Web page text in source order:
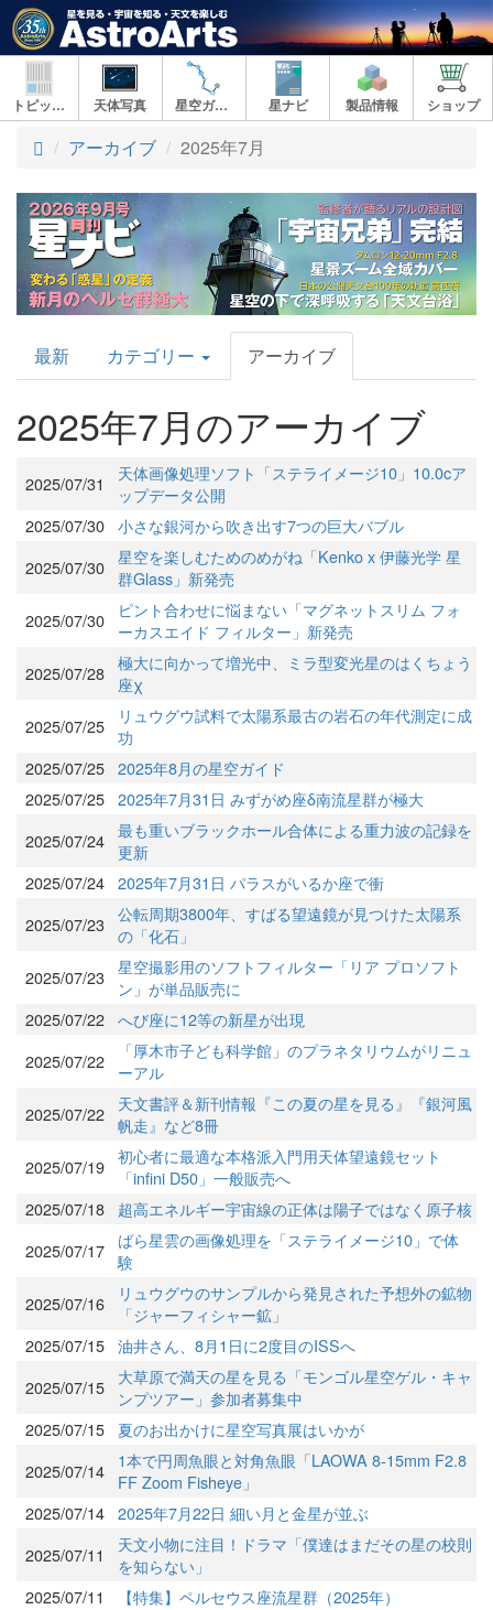
トピックス 天体写真 星空ガイド 星ナビ 製品情報 ショップ
アーカイブ 2025年7月
AstroArts
Topics
最新 カテゴリー アーカイブ
2025年7月のアーカイブ
2025/07/31
天体画像処理ソフト「ステライメージ10」10.0cア
ップデータ公開
2025/07/30 小さな銀河から吹き出す7つの巨大バブル
2025/07/30 星空を楽しむためのめがね「Kenko x 伊藤光学 星
群Glass」新発売
2025/07/30
ピント合わせに悩まない「マグネットスリム フォ
ーカスエイド フィルター」新発売
2025/07/28 極大に向かって増光中、ミラ型変光星のはくちょう
座χ
2025/07/25
リュウグウ試料で太陽系最古の岩石の年代測定に成
功
2025/07/25 2025年8月の星空ガイド
2025/07/25 2025年7月31日 みずがめ座δ南流星群が極大
2025/07/24 最も重いブラックホール合体による重力波の記録を
更新
2025/07/24 2025年7月31日 パラスがいるか座で衝
2025/07/23 公転周期3800年、すばる望遠鏡が見つけた太陽系
の「化石」
2025/07/23 星空撮影用のソフトフィルター「リア プロソフト
ン」が単品販売に
2025/07/22 へび座に12等の新星が出現
2025/07/22
「厚木市子ども科学館」のプラネタリウムがリニュ
ーアル
2025/07/22
天文書評＆新刊情報『この夏の星を見る』『銀河風
帆走』など8冊
2025/07/19 初心者に最適な本格派入門用天体望遠鏡セット
「infini D50」一般販売へ
2025/07/18
超高エネルギー宇宙線の正体は陽子ではなく原子核
2025/07/17
ばら星雲の画像処理を「ステライメージ10」で体
験
2025/07/16
リュウグウのサンプルから発見された予想外の鉱物
「ジャーフィシャー鉱」
2025/07/15 油井さん、8月1日に2度目のISSへ
2025/07/15
大草原で満天の星を見る「モンゴル星空ゲル・キャ
ンプツアー」参加者募集中
2025/07/15
夏のお出かけに星空写真展はいかが
2025/07/14
1本で円周魚眼と対角魚眼「LAOWA 8-15mm F2.8
FF Zoom Fisheye」
2025/07/14 2025年7月22日 細い月と金星が並ぶ
2025/07/11
天文小物に注目！ドラマ「僕達はまだその星の校則
を知らない」
2025/07/11
【特集】ペルセウス座流星群（2025年）